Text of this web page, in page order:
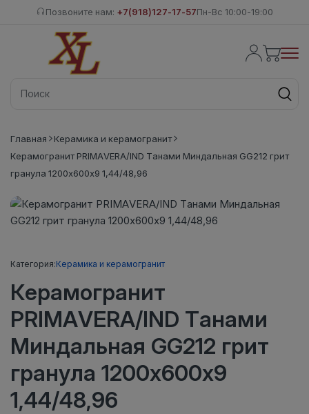
Позвоните нам: +7(918)127-17-57Пн-Вс 10:00-19:00
Главная
Керамика и керамогранит
Керамогранит PRIMAVERA/IND Танами Миндальная GG212 грит
гранула 1200х600х9 1,44/48,96
Категория:Керамика и керамогранит
Керамогранит
PRIMAVERA/IND Танами
Миндальная GG212 грит
гранула 1200х600х9
1,44/48,96